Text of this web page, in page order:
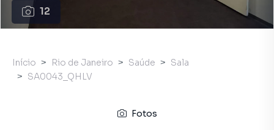
12
Início Rio de Janeiro Saúde
Sala
SA0043_QHLV
Fotos